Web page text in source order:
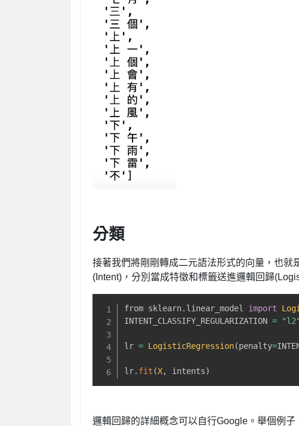
分類
接著我們將剛剛轉成二元語法形式的向量，也就
(Intent)，分別當成特徵和標籤送進邏輯回歸
from sklearn. linear_model import
INTENT_CLASSIFY_REGULARIZATION = "l2"
lr = LogisticRegression(penalty=
lr. fit (X, intents)
邏輯回歸的詳細概念可以自行Google。舉個例